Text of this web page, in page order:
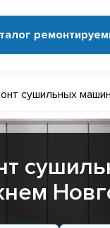
сушильных машин